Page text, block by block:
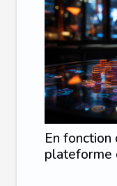
En fonction
plateforme